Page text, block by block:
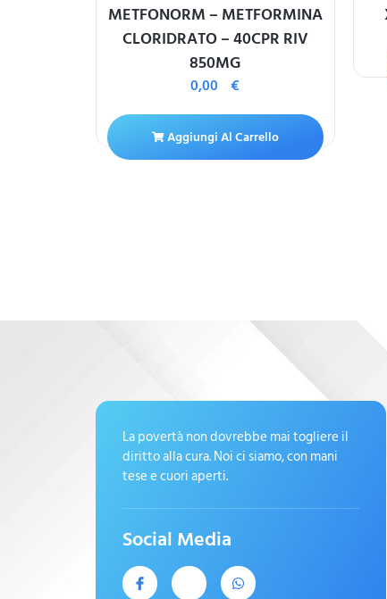
METFONORM – METFORMINA
CLORIDRATO – 40CPR RIV
850MG
0,00€
Aggiungi Al Carrello
La povertà non dovrebbe mai togliere il
diritto alla cura. Noi ci siamo, con mani
tese e cuori aperti.
Social Media